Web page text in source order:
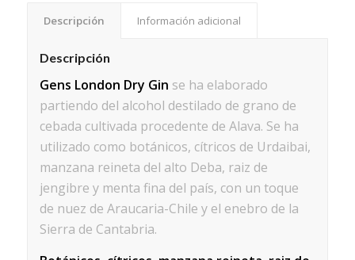
Descripción Información adicional
Descripción
Gens London Dry Gin se ha elaborado
partiendo del alcohol destilado de grano de
cebada cultivada procedente de Alava. Se ha
utilizado como botánicos, cítricos de Urdaibai,
manzana reineta del alto Deba, raiz de
jengibre y menta fina del país, con un toque
de nuez de Araucaria-Chile y el enebro de la
Sierra de Cantabria.